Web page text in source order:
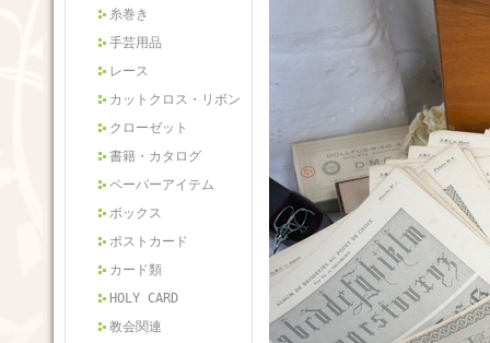
糸巻き
手芸用品
レース
カットクロス・リボン
クローゼット
書籍・カタログ
ペーパーアイテム
ボックス
ポストカード
カード類
HOLY CARD
教会関連